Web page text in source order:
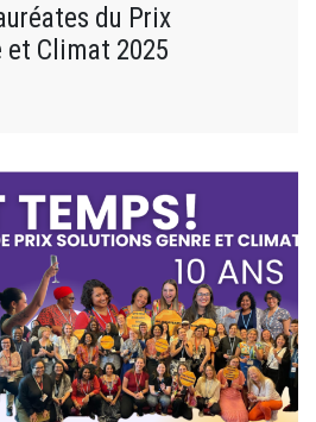
du Prix
et Climat 2025